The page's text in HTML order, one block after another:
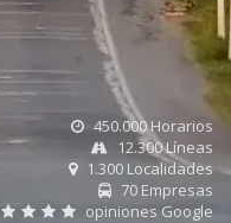
450.000 Horarios
12.300 Líneas
1.300 Localidades
70 Empresas
opiniones Google